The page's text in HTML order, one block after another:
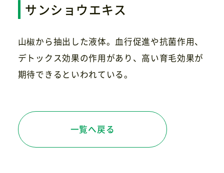
お問い合わせ
サンショウエキス
山椒から抽出した液体。血行促進や抗菌作用、
デトックス効果の作用があり、高い育毛効果が
期待できるといわれている。
一覧へ戻る